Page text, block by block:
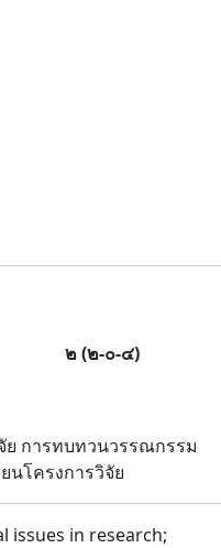
๒(๒-๐-๔)
ย การทบทวนวรรณกรรม
นโครงการวิจัย
issues in research;